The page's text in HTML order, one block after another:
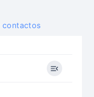
contactos